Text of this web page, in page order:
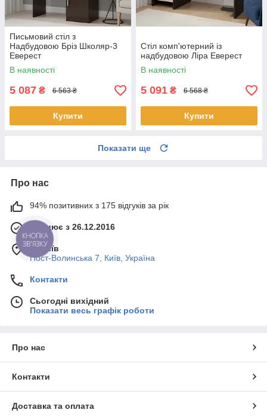
Письмовий стіл з
Надбудовою Бріз Школяр-3
Еверест
В наявності
5 087 ₴ 6 563 ₴
Купити
Стіл комп'ютерний із
надбудовою Ліра Еверест
В наявності
5 091 ₴ 6 568 ₴
Купити
Показати ще
Про нас
94% позитивних з 175 відгуків за рік
Працює з 26.12.2016
м. Київ
Пост-Волинська 7, Київ, Україна
Контакти
Сьогодні вихідний
Показати весь графік роботи
Про нас
Контакти
Доставка та оплата
КНОПКА
ЗВ'ЯЗКУ